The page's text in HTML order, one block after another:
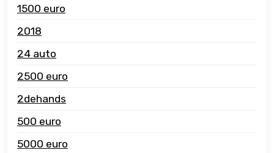
1500 euro
2018
24 auto
2500 euro
2dehands
500 euro
5000 euro